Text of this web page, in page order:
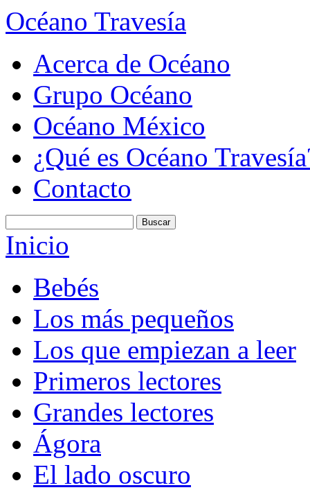
Océano Travesía
Acerca de Océano
Grupo Océano
Océano México
¿Qué es Océano
Contacto
Inicio
Bebés
Los más pequeños
Los que empiezan a leer
Primeros lectores
Grandes lectores
Ágora
El lado oscuro